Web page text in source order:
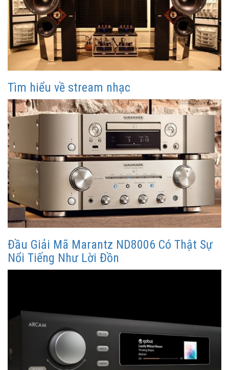
Tìm hiểu về stream nhạc
Đầu Giải Mã Marantz ND8006 Có Thật Sự
Nổi Tiếng Như Lời Đồn